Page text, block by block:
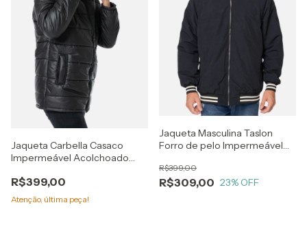
Jaqueta Carbella Casaco
Impermeável Acolchoado
R$399,00
Atenção, última peça!
Jaqueta Masculina Taslon
Forro de pelo Impermeável
R$309,00
R$399,00
23% OFF